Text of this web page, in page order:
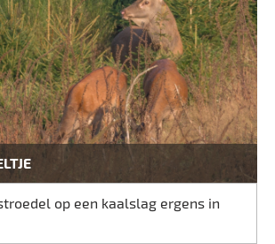
op een kaalslag ergens in